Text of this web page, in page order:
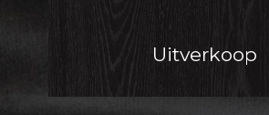
Uitverkoop